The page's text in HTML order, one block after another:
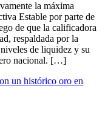
la máxima
Estable por parte de
de que la calificadora
respaldada por la
de liquidez y su
nacional. […]